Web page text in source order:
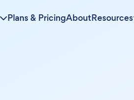
Plans & PricingAboutResources